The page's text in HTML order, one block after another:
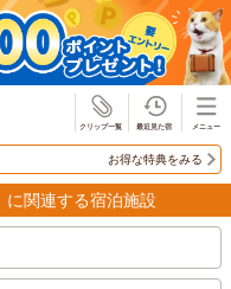
お得な特典をみる
に関連する宿泊施設